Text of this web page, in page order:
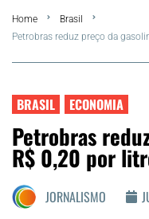
FLA Araru 2026
Região dos Lagos
Agenda Cultural
Colunistas
Home
Brasil
Petrobras reduz preço da
BRASIL ECONOMIA
Petrobras
R$ 0,20 por
JORNALISMO